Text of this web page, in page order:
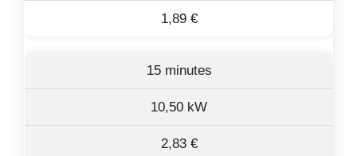
1,89 €
15 minutes
10,50 kW
2,83 €